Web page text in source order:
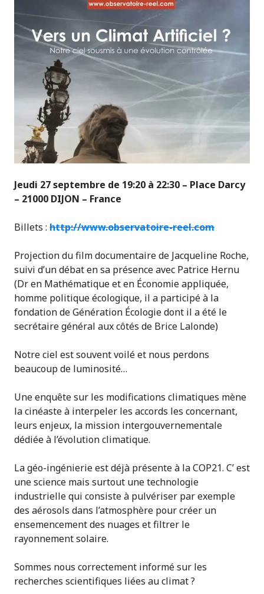
Jeudi 27 septembre de 19:20 à 22:30 – Place Darcy
– 21000 DIJON – France
Billets : http://www.observatoire-reel.com
Projection du film documentaire de Jacqueline Roche,
suivi d’un débat en sa présence avec Patrice Hernu
(Dr en Mathématique et en Économie appliquée,
homme politique écologique, il a participé à la
fondation de Génération Écologie dont il a été le
secrétaire général aux côtés de Brice Lalonde)
Notre ciel est souvent voilé et nous perdons
beaucoup de luminosité…
Une enquête sur les modifications climatiques mène
la cinéaste à interpeler les accords les concernant,
leurs enjeux, la mission intergouvernementale
dédiée à l’évolution climatique.
La géo-ingénierie est déjà présente à la COP21. C’ est
une science mais surtout une technologie
industrielle qui consiste à pulvériser par exemple
des aérosols dans l’atmosphère pour créer un
ensemencement des nuages et filtrer le
rayonnement solaire.
Sommes nous correctement informé sur les
recherches scientifiques liées au climat ?